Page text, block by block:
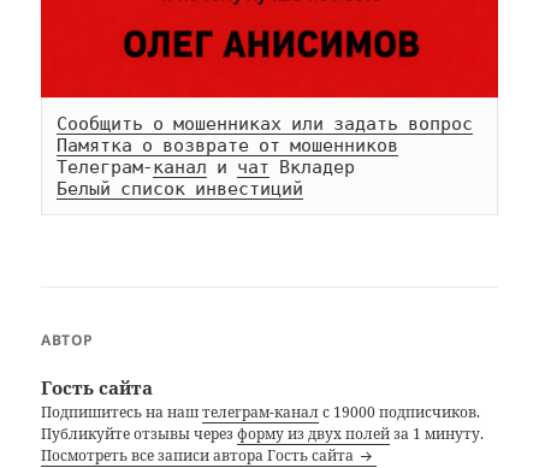
Сообщить о мошенниках или задать вопрос
Памятка о возврате от мошенников
Телеграм-канал и чат
Белый список инвестиций
АВТОР
Гость сайта
Подпишитесь на наштелеграм-каналс 19000 подписчиков.
Публикуйте отзывы черезформу из двух полейза 1 минуту.
Посмотреть все записи автора Гость сайта